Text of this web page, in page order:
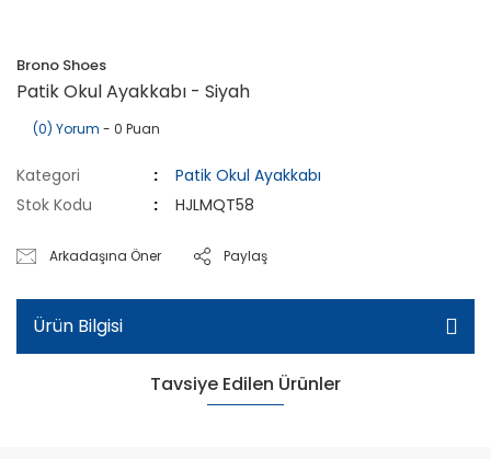
Brono Shoes
Patik Okul Ayakkabı - Siyah
(0) Yorum - 0 Puan
Kategori
Patik Okul Ayakkabı
Stok Kodu
HJLMQT58
Arkadaşına Öner Paylaş
Ürün Bilgisi
Tavsiye Edilen Ürünler